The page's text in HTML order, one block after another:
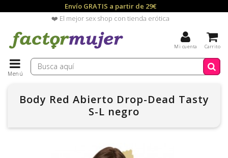
Envío GRATIS a partir de 29€
❤️ El mejor sex shop con tienda erótica
Carrito
Mi cuenta
Menú
Body Red Abierto Drop-Dead Tasty
S-L negro